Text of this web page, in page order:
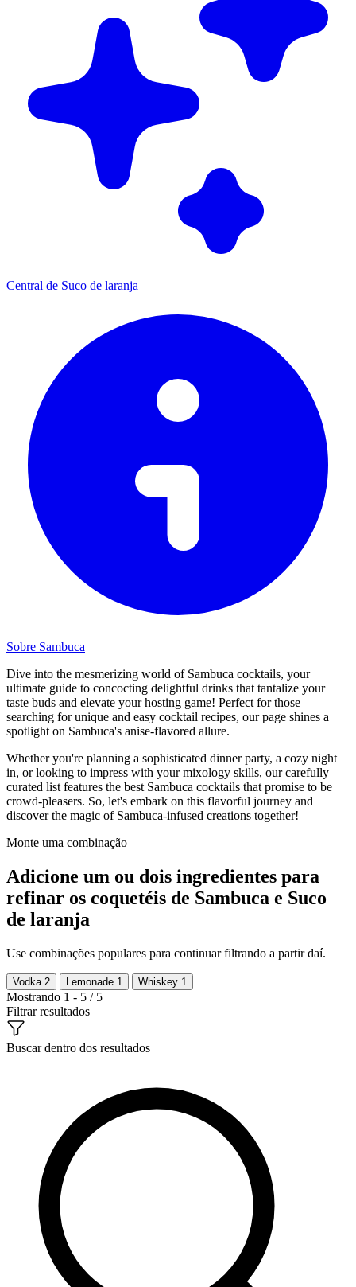
Central de Suco de laranja
Sobre Sambuca
Dive into the mesmerizing world of Sambuca cocktails, your
ultimate guide to concocting delightful drinks that tantalize your
taste buds and elevate your hosting game! Perfect for those
searching for unique and easy cocktail recipes, our page shines a
spotlight on Sambuca's anise-flavored allure.
Whether you're planning a sophisticated dinner party, a cozy night
in, or looking to impress with your mixology skills, our carefully
curated list features the best Sambuca cocktails that promise to be
crowd-pleasers. So, let's embark on this flavorful journey and
discover the magic of Sambuca-infused creations together!
Monte uma combinação
Adicione um ou dois ingredientes para
refinar os coquetéis de Sambuca e Suco
de laranja
Use combinações populares para continuar filtrando a partir daí.
Vodka 2 Lemonade 1 Whiskey 1
Mostrando 1 - 5 / 5
Filtrar resultados
Buscar dentro dos resultados